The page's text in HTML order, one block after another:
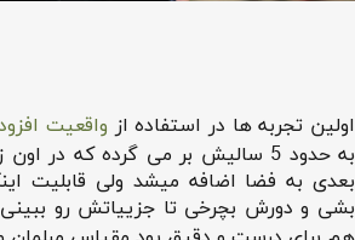
اولین تجربه ها در استفاده از واقعیت
به حدود 5 سالیش بر می گرده که
بعدی به فضا اضافه میشد ولی قابلیت
بشی و دورش بچرخی تا جزییاتش رو